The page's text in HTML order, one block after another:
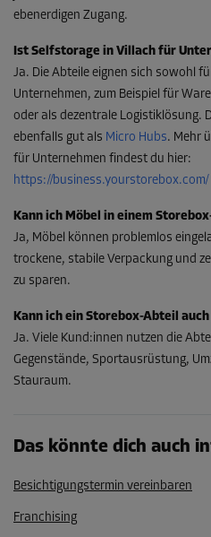
ebenerdigen Zugang.
Ist Selfstorage in Villach für
Ja. Die Abteile eignen sich sowohl
Unternehmen, zum Beispiel für
oder als dezentrale Logistiklösung.
ebenfalls gut als Micro Hubs. Mehr
für Unternehmen findest du hier:
https://business.yourstorebox.com/
Kann ich Möbel in einem
Ja, Möbel können problemlos
trockene, stabile Verpackung und
zu sparen.
Kann ich ein Storebox-Abteil
Ja. Viele Kund:innen nutzen die
Gegenstände, Sportausrüstung,
Stauraum.
Das könnte dich auch
Besichtigungstermin vereinbaren
Franchising